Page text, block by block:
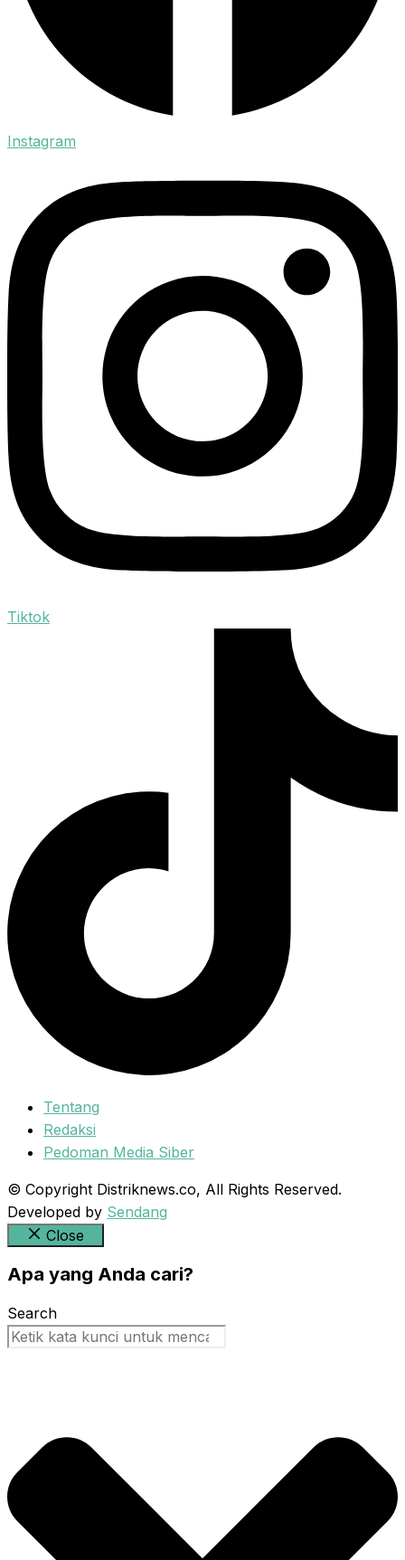
Instagram
Tiktok
Tentang
Redaksi
Pedoman Media Siber
© Copyright Distriknews.co, All Rights Reserved.
Developed by Sendang
Close
Apa yang Anda cari?
Search